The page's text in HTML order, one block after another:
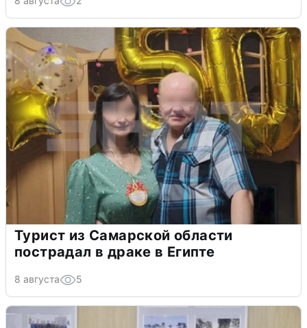
Турист из Самарской области
пострадал в драке в Египте
8 августа 5